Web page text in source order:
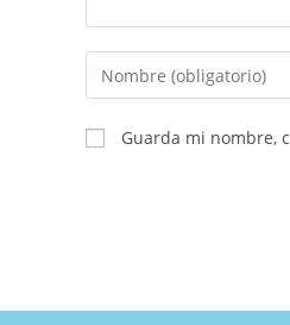
Guarda mi nombre,